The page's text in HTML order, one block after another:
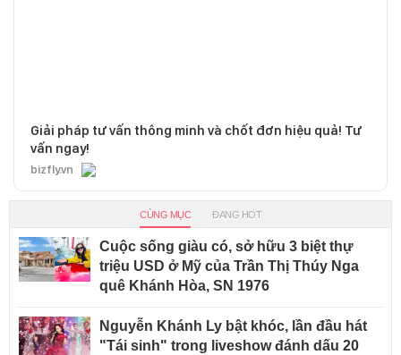
Giải pháp tư vấn thông minh và chốt đơn hiệu quả! Tư
vấn ngay!
bizfly.vn
CÙNG MỤC ĐANG HOT
Cuộc sống giàu có, sở hữu 3 biệt thự
triệu USD ở Mỹ của Trần Thị Thúy Nga
quê Khánh Hòa, SN 1976
Nguyễn Khánh Ly bật khóc, lần đầu hát
"Tái sinh" trong liveshow đánh dấu 20